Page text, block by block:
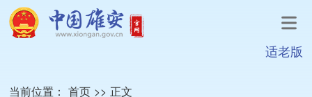
适老版
当前位置： 首页 >> 正文